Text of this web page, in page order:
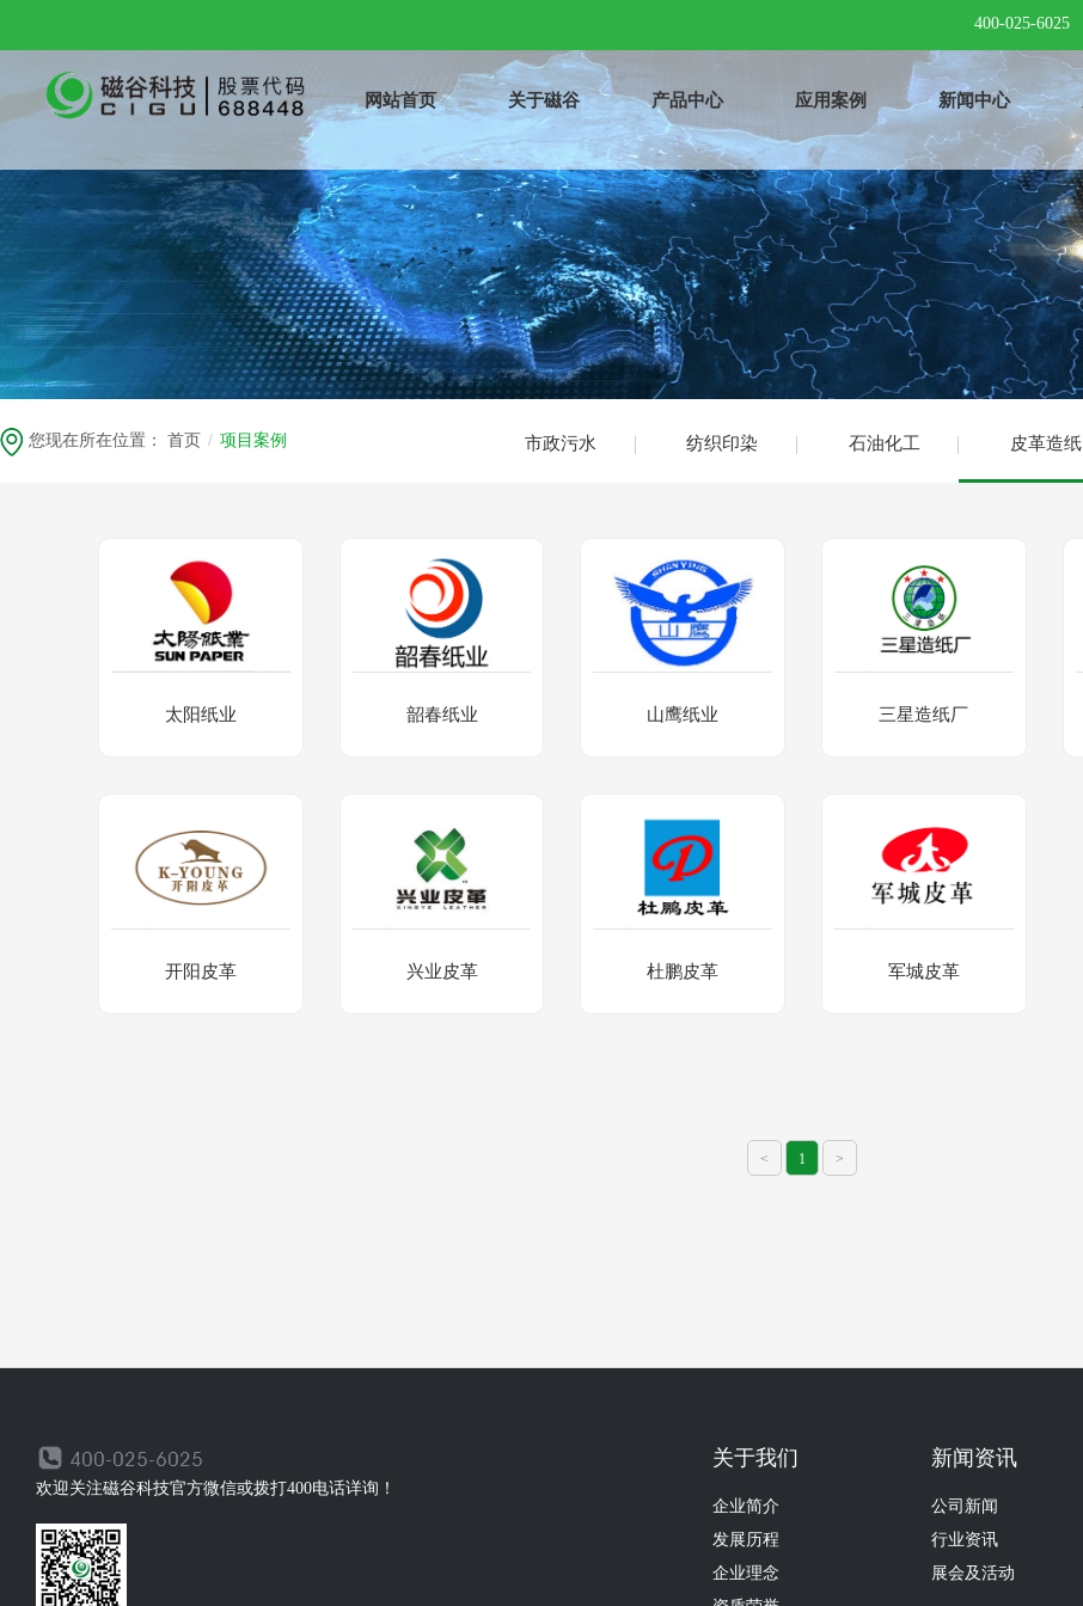
400-025-6025
网站首页 关于磁谷 产品中心 应用案例 新闻中心
您现在所在位置： 首页 / 项目案例 市政污水 纺织印染 石油化工 皮革造纸
太阳纸业 韶春纸业 山鹰纸业 三星造纸厂
开阳皮革 兴业皮革 杜鹏皮革 军城皮革
< 1 >
欢迎关注磁谷科技官方微信或拨打400电话详询！
关于我们
企业简介
发展历程
企业理念
新闻资讯
公司新闻
行业资讯
展会及活动